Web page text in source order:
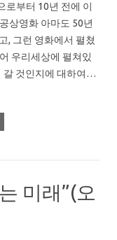
로부터 10년 전에 이
상영화 아마도 50년
, 그런 영화에서 펼쳤
우리세상에 펼쳐있
갈 것인지에 대하여…
미래”(오